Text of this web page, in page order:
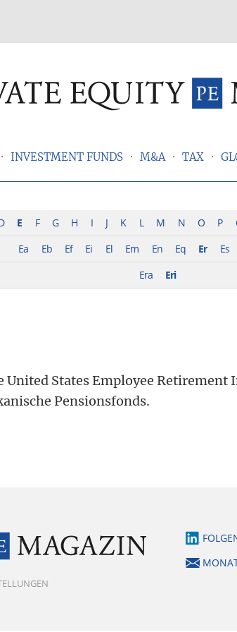
INVESTMENT FUNDS M&A TAX
E F G H I J K L M N O P
Ea
Eb Ef Ei El Em En Eq Er Es
Era
Eri
United States Employee Retirement
Pensionsfonds.